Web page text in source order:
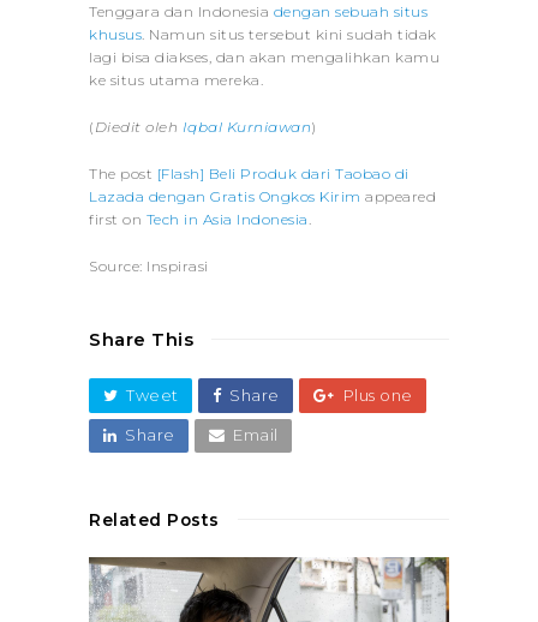
Tenggara dan Indonesia dengan sebuah situs
khusus . Namun situs tersebut kini sudah tidak
lagi bisa diakses, dan akan mengalihkan kamu
ke situs utama mereka.
( Diedit oleh Iqbal Kurniawan)
The post [Flash] Beli Produk dari Taobao di
Lazada dengan Gratis Ongkos Kirim appeared
first on Tech in Asia Indonesia
Source: Inspirasi
Share This
Tweet Share Plus one
Share Email
Related Posts